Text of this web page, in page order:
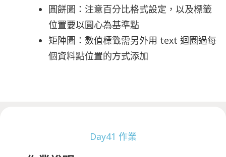
圓餅圖：注意百分比格式設定，以及標籤
位置要以圓心為基準點
矩陣圖：數值標籤需另外用 text 迴圈過每
個資料點位置的方式添加
Day41 作業